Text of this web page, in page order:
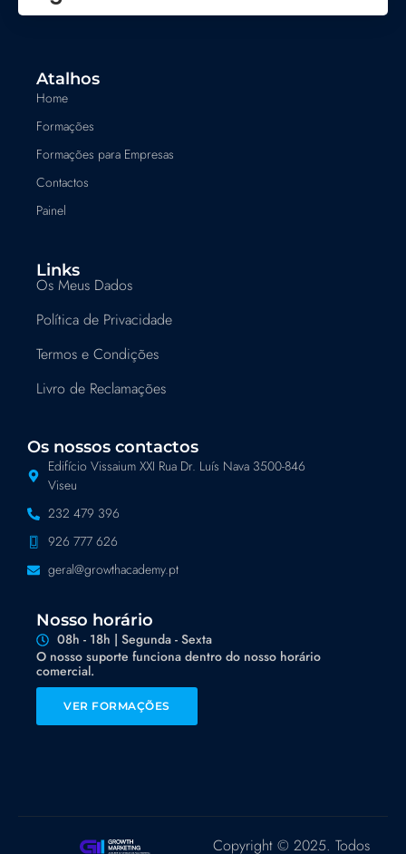
Atalhos
Home
Formações
Formações para Empresas
Contactos
Painel
Links
Os Meus Dados
Política de Privacidade
Termos e Condições
Livro de Reclamações
Os nossos contactos
Edifício Vissaium XXI Rua Dr. Luís Nava 3500-846
Viseu
232 479 396
926 777 626
geral@growthacademy.pt
Nosso horário
08h - 18h | Segunda - Sexta
O nosso suporte funciona dentro do nosso horário
comercial.
VER FORMAÇÕES
Copyright © 2025. Todos